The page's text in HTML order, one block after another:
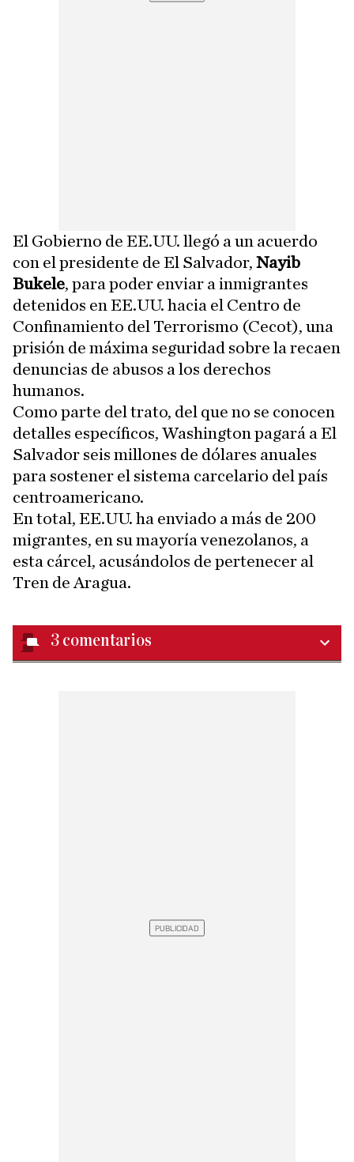
El Gobierno de EE.UU. llegó a un acuerdo
con el presidente de El Salvador, Nayib
Bukele, para poder enviar a inmigrantes
detenidos en EE.UU. hacia el Centro de
Confinamiento del Terrorismo (Cecot), una
prisión de máxima seguridad sobre la recaen
denuncias de abusos a los derechos
humanos.
Como parte del trato, del que no se conocen
detalles específicos, Washington pagará a El
Salvador seis millones de dólares anuales
para sostener el sistema carcelario del país
centroamericano.
En total, EE.UU. ha enviado a más de 200
migrantes, en su mayoría venezolanos, a
esta cárcel, acusándolos de pertenecer al
Tren de Aragua.
3 comentarios